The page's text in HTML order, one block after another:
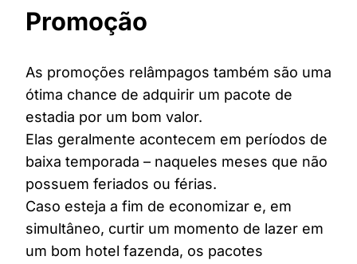
Promoção
As promoções relâmpagos também são uma
ótima chance de adquirir um pacote de
estadia por um bom valor.
Elas geralmente acontecem em períodos de
baixa temporada – naqueles meses que não
possuem feriados ou férias.
Caso esteja a fim de economizar e, em
simultâneo, curtir um momento de lazer em
um bom hotel fazenda, os pacotes